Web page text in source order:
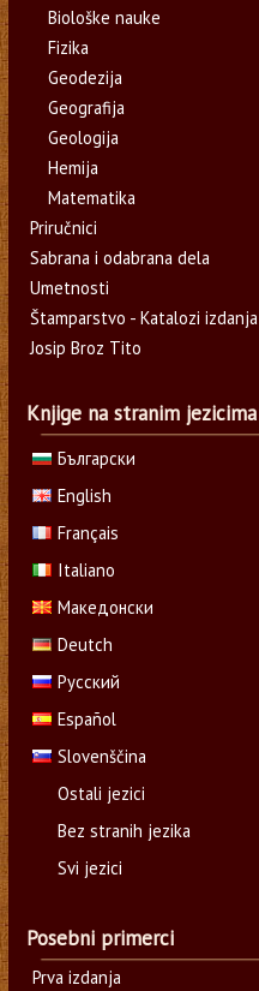
Biološke nauke
Fizika
Geodezija
Geografija
Geologija
Hemija
Matematika
Priručnici
Sabrana i odabrana dela
Umetnosti
Štamparstvo - Katalozi izdanja
Josip Broz Tito
Knjige na stranim jezicima
Български
English
Français
Italiano
Македонски
Deutch
Русский
Español
Slovenščina
Ostali jezici
Bez stranih jezika
Svi jezici
Posebni primerci
Prva izdanja